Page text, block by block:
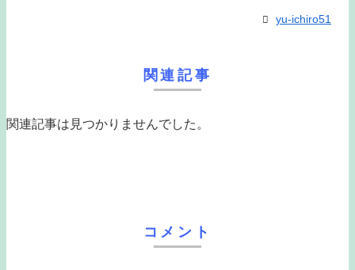
yu-ichiro51
関連記事
関連記事は見つかりませんでした。
コメント